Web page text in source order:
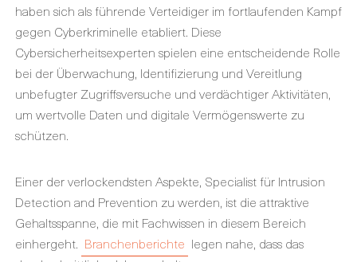
haben sich als führende Verteidiger im fortlaufenden Kampf
gegen Cyberkriminelle etabliert. Diese
Cybersicherheitsexperten spielen eine entscheidende Rolle
bei der Überwachung, Identifizierung und Vereitlung
unbefugter Zugriffsversuche und verdächtiger Aktivitäten,
um wertvolle Daten und digitale Vermögenswerte zu
schützen.
Einer der verlockendsten Aspekte, Specialist für Intrusion
Detection and Prevention zu werden, ist die attraktive
Gehaltsspanne, die mit Fachwissen in diesem Bereich
einhergeht. Branchenberichte legen nahe, dass das